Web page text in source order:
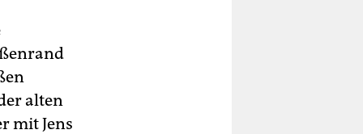
alten
mit Jens